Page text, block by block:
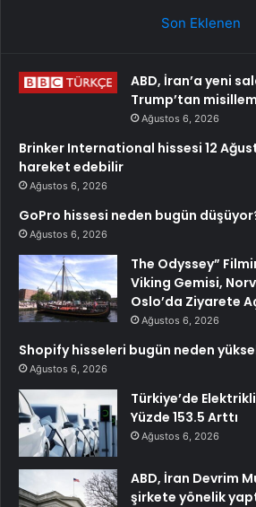
Son Eklenen
ABD, İran’a yeni
Trump’tan
Ağustos 6, 2026
Brinker International hissesi 12
hareket edebilir
Ağustos 6, 2026
GoPro hissesi neden bugün
Ağustos 6, 2026
The Odyssey”
Viking Gemisi,
Oslo’da Ziyarete
Ağustos 6, 2026
Shopify hisseleri bugün neden
Ağustos 6, 2026
Türkiye’de
Yüzde 153.5 Arttı
Ağustos 6, 2026
ABD, İran Devrim
şirkete yönelik